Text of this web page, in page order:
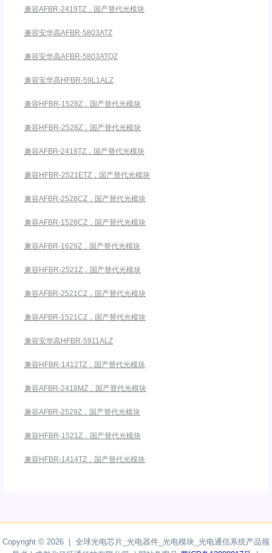
兼容AFBR-2419TZ，国产替代光模块
兼容安华高AFBR-5803ATZ
兼容安华高AFBR-5803ATQZ
兼容安华高HFBR-59L1ALZ
兼容HFBR-1528Z，国产替代光模块
兼容HFBR-2528Z，国产替代光模块
兼容AFBR-2418TZ，国产替代光模块
兼容HFBR-2521ETZ，国产替代光模块
兼容AFBR-2528CZ，国产替代光模块
兼容AFBR-1528CZ，国产替代光模块
兼容AFBR-1629Z，国产替代光模块
兼容HFBR-2521Z，国产替代光模块
兼容AFBR-2521CZ，国产替代光模块
兼容AFBR-1521CZ，国产替代光模块
兼容安华高HFBR-5911ALZ
兼容HFBR-1412TZ，国产替代光模块
兼容AFBR-2418MZ，国产替代光模块
兼容AFBR-2529Z，国产替代光模块
兼容HFBR-1521Z，国产替代光模块
兼容HFBR-1414TZ，国产替代光模块
Copyright © 2026 | 全球光电芯片_光电器件_光电模块_光电通信系统产品领